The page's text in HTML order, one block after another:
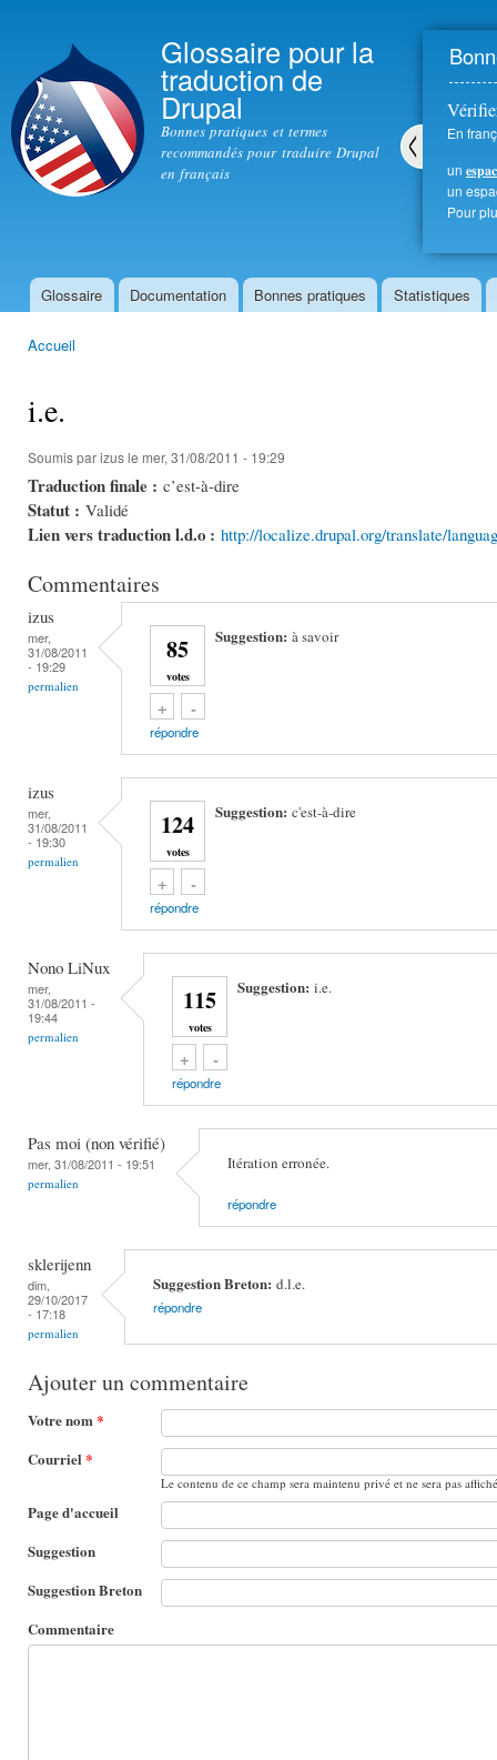
Glossaire pour la
traduction de
Drupal
Bonnes pratiques et termes
recommandés pour traduire Drupal
en français
En
un
un
Pour
Menu principal
Glossaire Documentation Bonnes pratiques Statistiques
Accueil
i.e.
Soumis parizusle mer, 31/08/2011 - 19:29
Traduction finale : c’est-à-dire
Statut : Validé
Lien vers traduction l.d.o : http://localize.drupal.org/translate/
Commentaires
izus
mer,
31/08/2011
- 19:29
permalien
85
votes
+
Vote up!-
Vote down!
Suggestion:à savoir
répondre
izus
mer,
31/08/2011
- 19:30
permalien
124
votes
+
Vote up!-
Vote down!
Suggestion:c'est-à-dire
répondre
Nono LiNux
mer,
31/08/2011 -
19:44
permalien
115
votes
+
Vote up!-
Vote down!
Suggestion:i.e.
répondre
Pas moi (non vérifié)
mer, 31/08/2011 - 19:51
permalien
Itération erronée.
répondre
sklerijenn
dim,
29/10/2017
- 17:18
permalien
Suggestion Breton: d.l.e.
répondre
Ajouter un commentaire
Votre nom*
Courriel *
Le contenu de ce champ sera maintenu privé et ne sera pas
Page d'accueil
Suggestion
Suggestion Breton
Commentaire